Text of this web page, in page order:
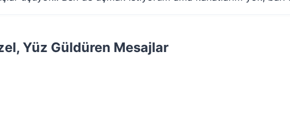
Yüz Güldüren Mesajlar